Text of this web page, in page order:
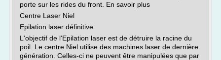
porte sur les rides du front. En savoir plus
Centre Laser Niel
Epilation laser définitive
L'objectif de l'Epilation laser est de détruire la racine du
poil. Le centre Niel utilise des machines laser de dernière
génération. Celles-ci ne peuvent être manipulées que par